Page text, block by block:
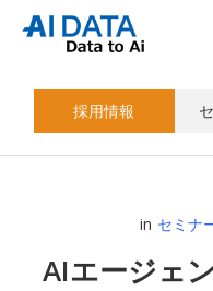
採用情報
in セミナ
AIエージェ